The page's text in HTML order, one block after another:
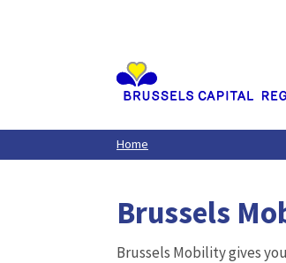
Home
Brussels
Brussels Mobility gives